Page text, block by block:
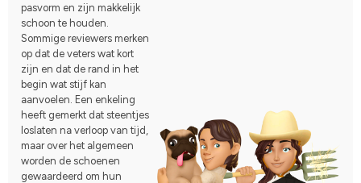
pasvorm en zijn makkelijk
schoon te houden.
Sommige reviewers merken
op dat de veters wat kort
zijn en dat de rand in het
begin wat stijf kan
aanvoelen. Een enkeling
heeft gemerkt dat steentjes
loslaten na verloop van tijd,
maar over het algemeen
worden de schoenen
gewaardeerd om hun